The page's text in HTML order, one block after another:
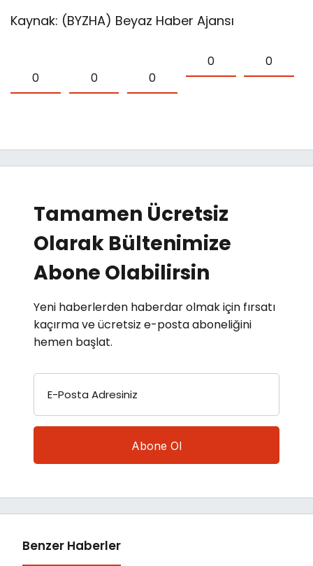
Kaynak: (BYZHA) Beyaz Haber Ajansı
0 0 0
0 0
Tamamen Ücretsiz
Olarak Bültenimize
Abone Olabilirsin
Yeni haberlerden haberdar olmak için fırsatı
kaçırma ve ücretsiz e-posta aboneliğini
hemen başlat.
E-Posta Adresiniz
Benzer Haberler